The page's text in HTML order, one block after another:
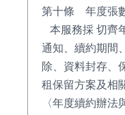
第十條 年度張
本服務採 切齊
通知、續約期間
除、資料封存、
租保留方案及相
〈年度續約辦